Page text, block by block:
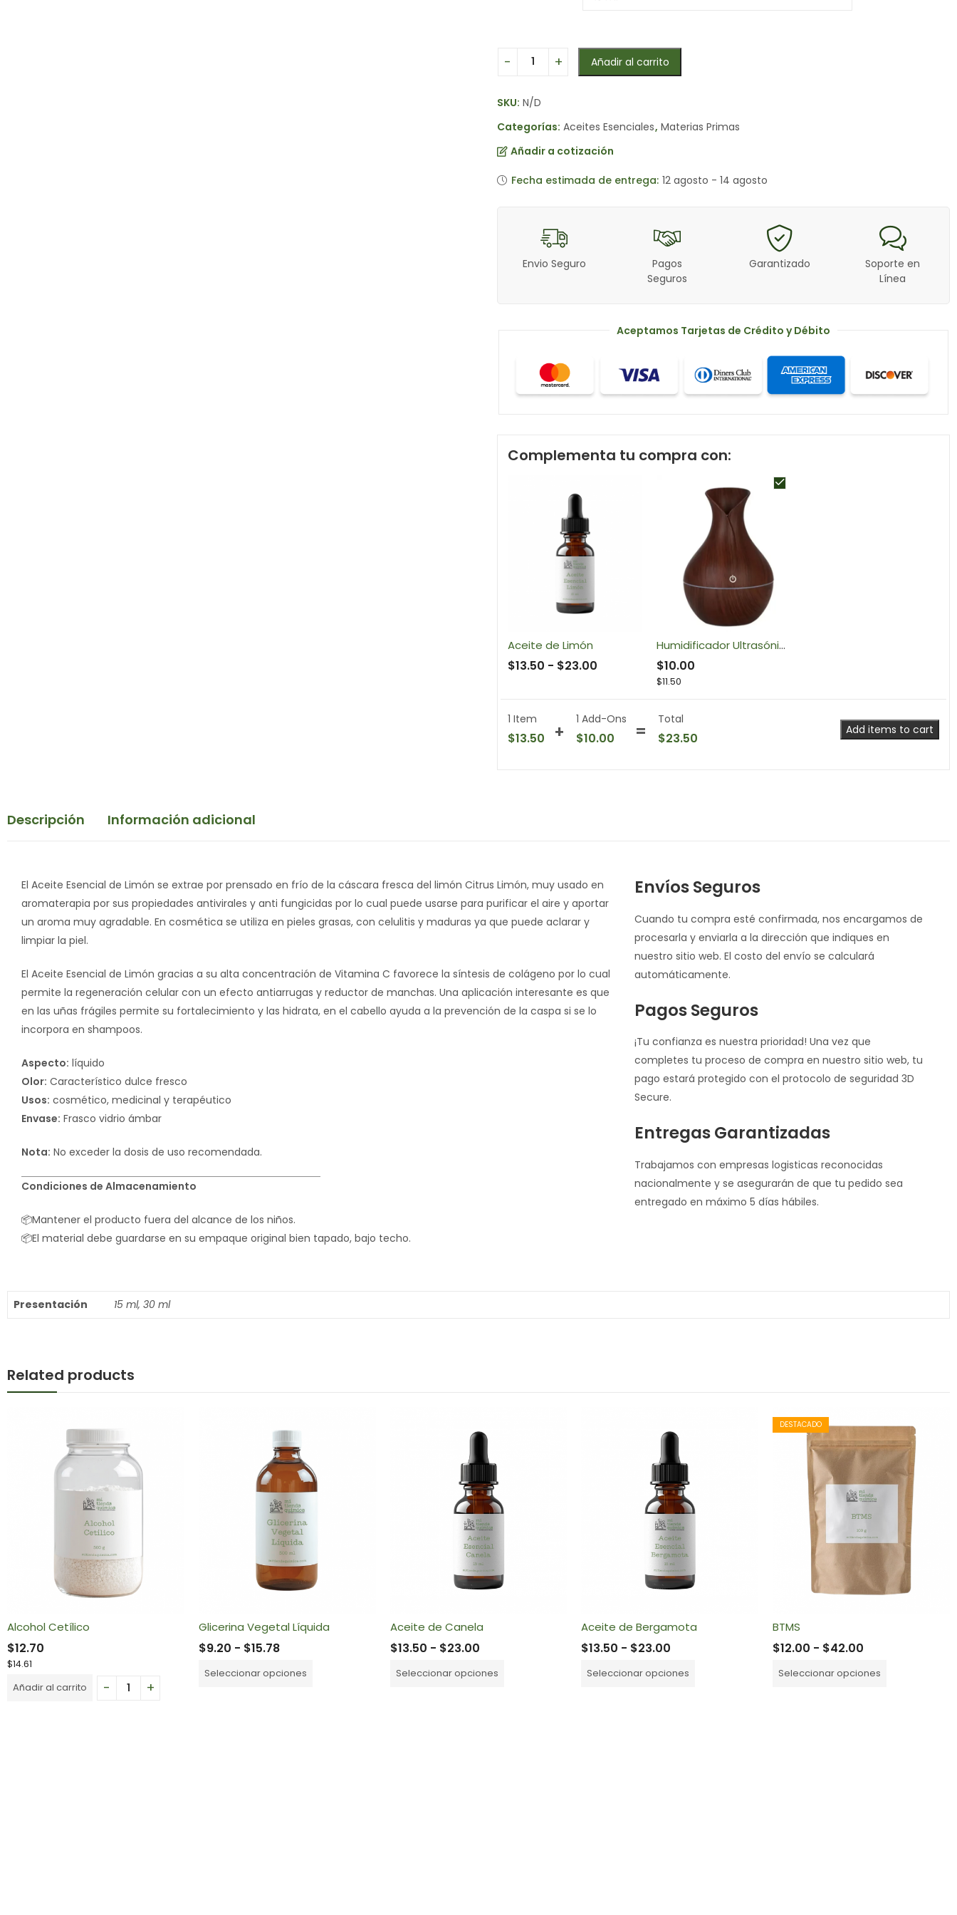
Añadir al carrito
SKU: N/D
Categorías: Aceites Esenciales, Materias Primas
Añadir a cotización
Fecha estimada de entrega: 12 agosto - 14 agosto
Envio Seguro
Pagos
Seguros
Garantizado
Soporte en
Línea
Aceptamos Tarjetas de Crédito y Débito
Complementa tu compra con:
Aceite de Limón
$13.50 - $23.00
Humidificador Ultrasónico con Difusor de Aceites Esenciales
$10.00
$11.50
1 Item
$13.50
1 Add-Ons
$10.00
Total
$23.50
Add items to cart
Descripción Información adicional
El Aceite Esencial de Limón se extrae por prensado en frío de la cáscara fresca del limón Citrus Limón, muy usado en
aromaterapia por sus propiedades antivirales y anti fungicidas por lo cual puede usarse para purificar el aire y aportar
un aroma muy agradable. En cosmética se utiliza en pieles grasas, con celulitis y maduras ya que puede aclarar y
limpiar la piel.
El Aceite Esencial de Limón gracias a su alta concentración de Vitamina C favorece la síntesis de colágeno por lo cual
permite la regeneración celular con un efecto antiarrugas y reductor de manchas. Una aplicación interesante es que
en las uñas frágiles permite su fortalecimiento y las hidrata, en el cabello ayuda a la prevención de la caspa si se lo
incorpora en shampoos.
Aspecto: líquido
Olor: Característico dulce fresco
Usos: cosmético, medicinal y terapéutico
Envase: Frasco vidrio ámbar
Nota: No exceder la dosis de uso recomendada.
Condiciones de Almacenamiento
📦Mantener el producto fuera del alcance de los niños.
📦El material debe guardarse en su empaque original bien tapado, bajo techo.
Envíos Seguros
Cuando tu compra esté confirmada, nos encargamos de
procesarla y enviarla a la dirección que indiques en
nuestro sitio web. El costo del envío se calculará
automáticamente.
Pagos Seguros
¡Tu confianza es nuestra prioridad! Una vez que
completes tu proceso de compra en nuestro sitio web, tu
pago estará protegido con el protocolo de seguridad 3D
Secure.
Entregas Garantizadas
Trabajamos con empresas logisticas reconocidas
nacionalmente y se asegurarán de que tu pedido sea
entregado en máximo 5 días hábiles.
Presentación 15 ml, 30 ml
Related products
Alcohol Cetílico
$12.70
$14.61
Añadir al carrito
Glicerina Vegetal Líquida
$9.20 - $15.78
Seleccionar opciones
Aceite de Canela
$13.50 - $23.00
Seleccionar opciones
Aceite de Bergamota
$13.50 - $23.00
Seleccionar opciones
DESTACADO
BTMS
$12.00 - $42.00
Seleccionar opciones